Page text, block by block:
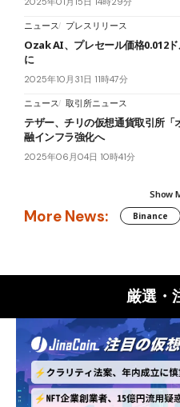
ニュース プレスリリース
Ozak AI、プレセール価格0.012
に
2025年10月31日 11時47分
ニュース 取引所ニュース
テザー、チリの仮想通貨取引所
融インフラ強化へ
2025年06月04日 10時41分
Show
More News: Binance
厳選・